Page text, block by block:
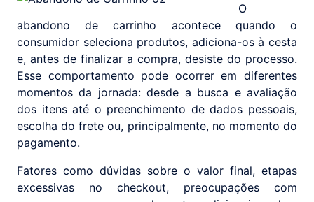
O
abandono de carrinho acontece quando o
consumidor seleciona produtos, adiciona-os à cesta
e, antes de finalizar a compra, desiste do processo.
Esse comportamento pode ocorrer em diferentes
momentos da jornada: desde a busca e avaliação
dos itens até o preenchimento de dados pessoais,
escolha do frete ou, principalmente, no momento do
pagamento.
Fatores como dúvidas sobre o valor final, etapas
excessivas no checkout, preocupações com